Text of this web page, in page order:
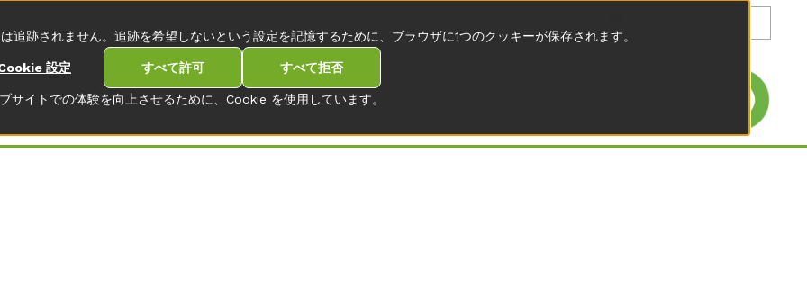
サイトでの体験を向上させるために、Cookie を使用しています。
追跡されません。追跡を希望しないという設定を記憶するために、ブラウザに1つのクッキーが保存されます。
設定 すべて許可 すべて拒否